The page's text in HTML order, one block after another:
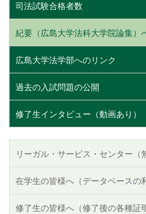
司法試験合格者数
紀要（広島大学法科大学院論集）
広島大学法学部へのリンク
過去の入試問題の公開
修了生インタビュー（動画あり）
リーガル・サービス・センター（
在学生の皆様へ（データベースの
修了生の皆様へ（修了後の各種証